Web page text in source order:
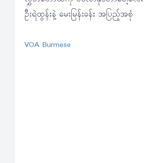
ဦးရဲထွန်းနဲ့ မေးမြန်းခန်း အပြည့်အစုံ
VOA Burmese